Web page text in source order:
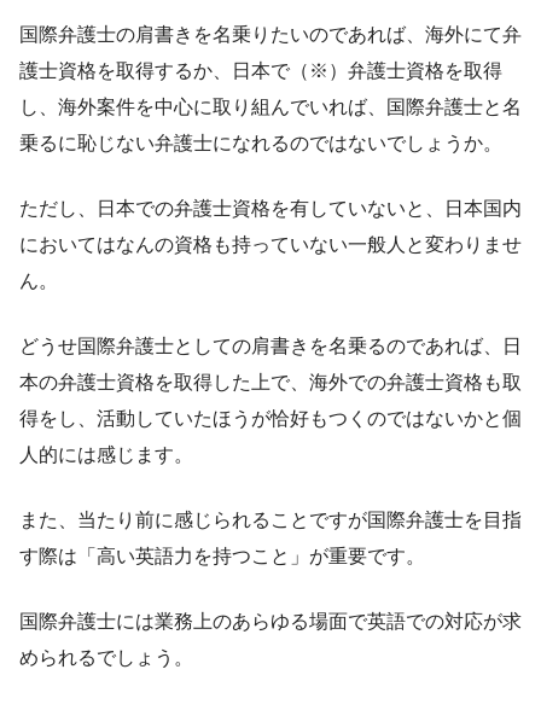
国際弁護士の肩書きを名乗りたいのであれば、海外にて弁
護士資格を取得するか、日本で（※）弁護士資格を取得
し、海外案件を中心に取り組んでいれば、国際弁護士と名
乗るに恥じない弁護士になれるのではないでしょうか。
ただし、日本での弁護士資格を有していないと、日本国内
においてはなんの資格も持っていない一般人と変わりませ
ん。
どうせ国際弁護士としての肩書きを名乗るのであれば、日
本の弁護士資格を取得した上で、海外での弁護士資格も取
得をし、活動していたほうが恰好もつくのではないかと個
人的には感じます。
また、当たり前に感じられることですが国際弁護士を目指
す際は「高い英語力を持つこと」が重要です。
国際弁護士には業務上のあらゆる場面で英語での対応が求
められるでしょう。